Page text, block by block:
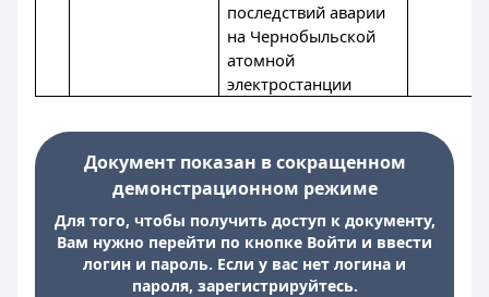
последствий аварии
на Чернобыльской
атомной
электростанции
Документ показан в сокращенном
демонстрационном режиме
Для того, чтобы получить доступ к документу,
Вам нужно перейти по кнопке Войти и ввести
логин и пароль. Если у вас нет логина и
пароля, зарегистрируйтесь.